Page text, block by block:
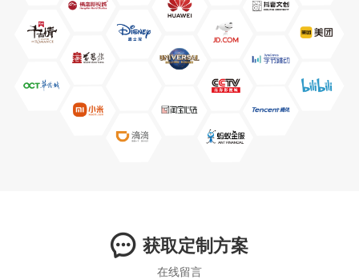
获取定制方案
在线留言